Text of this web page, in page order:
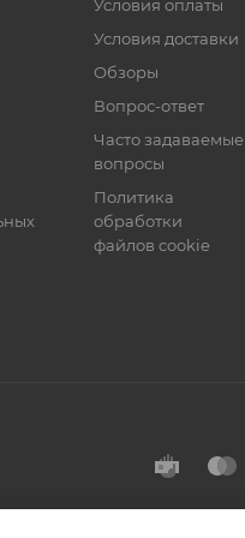
Условия оплаты
Условия доставки
Обзоры
Вопрос-ответ
Часто задаваемые
вопросы
Политика
обработки
файлов cookie